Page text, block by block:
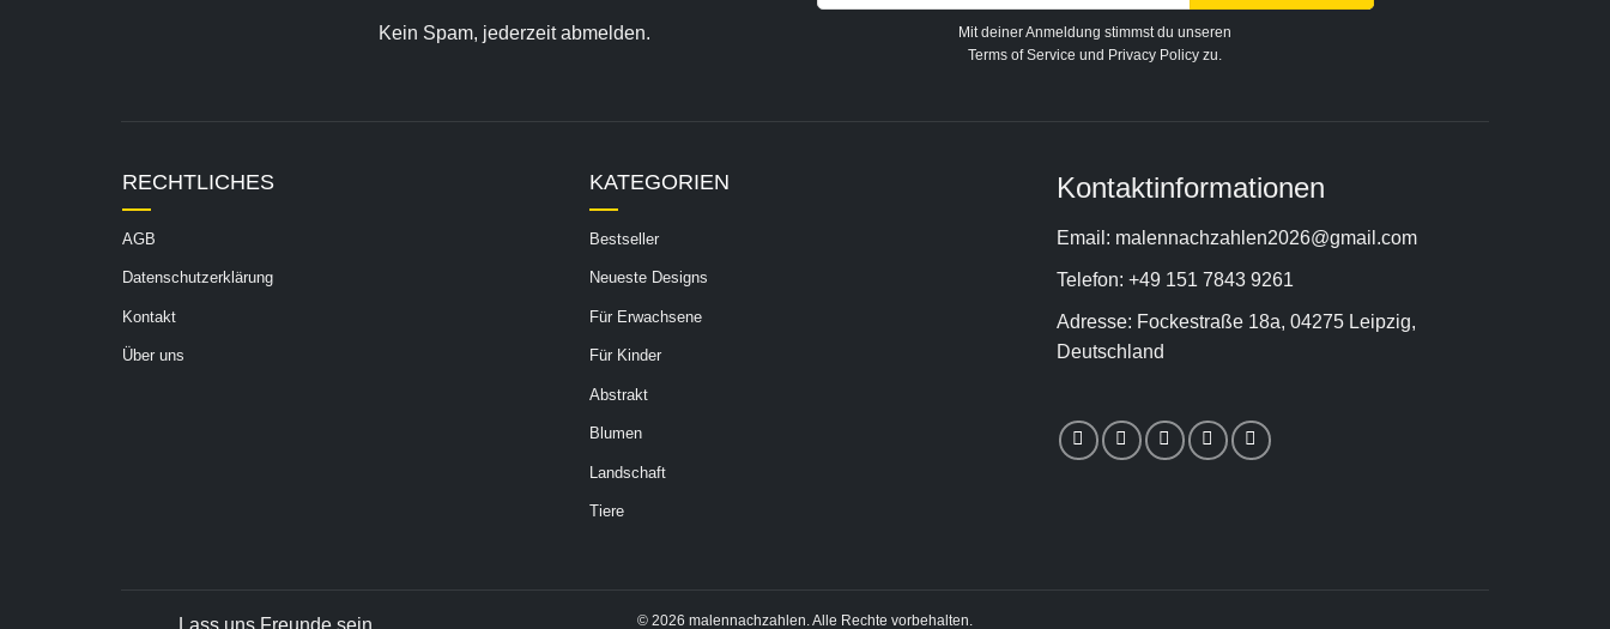
Kein Spam, jederzeit abmelden.
Mit deiner Anmeldung stimmst du unseren
Terms of Service und Privacy Policy zu.
RECHTLICHES
AGB
Datenschutzerklärung
Kontakt
Über uns
KATEGORIEN
Bestseller
Neueste Designs
Für Erwachsene
Für Kinder
Abstrakt
Blumen
Landschaft
Tiere
Kontaktinformationen
Email: malennachzahlen2026@gmail.com
Telefon: +49 151 7843 9261
Adresse: Fockestraße 18a, 04275 Leipzig,
Deutschland
Lass uns Freunde sein... © 2026 malennachzahlen. Alle Rechte vorbehalten.